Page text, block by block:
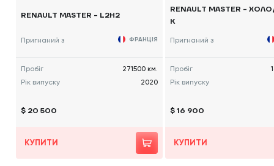
RENAULT MASTER - L2H2
Пригнаний з ФРАНЦІЯ
Пробіг
271500 км.
Рік випуску
2020
$ 20 500
КУПИТИ
RENAULT MASTER -
К
Пригнаний з
Пробіг
Рік випуску
$ 16 900
КУПИТИ